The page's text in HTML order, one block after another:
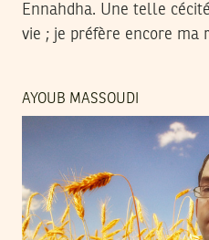
Ennahdha. Une telle
vie ; je préfère encore ma
AYOUB MASSOUDI